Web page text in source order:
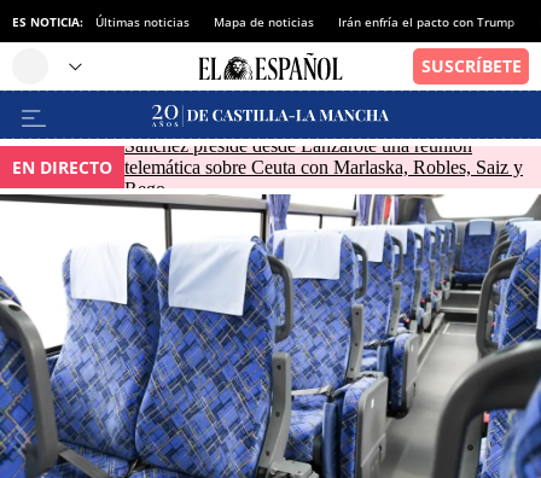
ES NOTICIA: Últimas noticias Mapa de noticias Irán enfría el pacto con Trump
EN DIRECTO
Sánchez preside desde Lanzarote una reunión
telemática sobre Ceuta con Marlaska, Robles, Saiz y
Rego